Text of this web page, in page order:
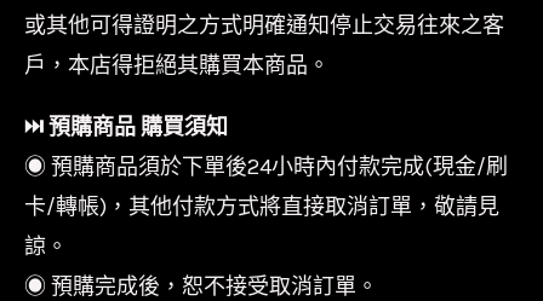
或其他可得證明之方式明確通知停止交易往來之客
戶，本店得拒絕其購買本商品。
⏭︎ 預購商品 購買須知
◉ 預購商品須於下單後24小時內付款完成(現金/刷
卡/轉帳)，其他付款方式將直接取消訂單，敬請見
諒。
◉ 預購完成後，恕不接受取消訂單。